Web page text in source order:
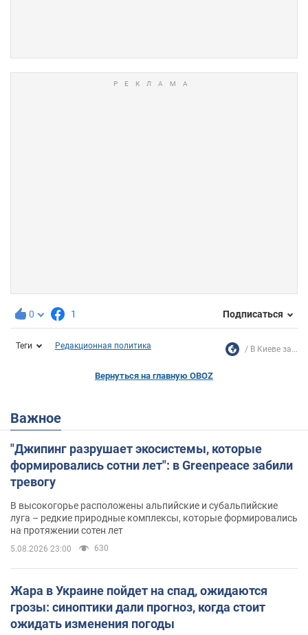
0 1 Подписаться
Теги Редакционная политика В Киеве за...
Вернуться на главную OBOZ
Важное
"Джипинг разрушает экосистемы, которые
формировались сотни лет": в Greenpeace забили
тревогу
В высокогорье расположены альпийские и субальпийские
луга – редкие природные комплексы, которые формировались
на протяжении сотен лет
5.08.2026 23:00 630
Жара в Украине пойдет на спад, ожидаются
грозы: синоптики дали прогноз, когда стоит
ожидать изменения погоды